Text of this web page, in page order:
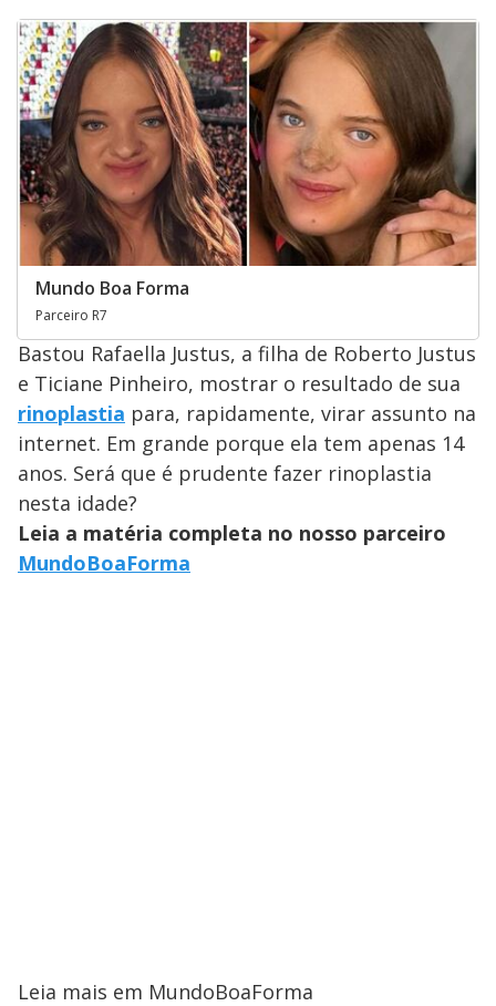
Mundo Boa Forma
Parceiro R7
Bastou Rafaella Justus, a filha de Roberto Justus
e Ticiane Pinheiro, mostrar o resultado de sua
rinoplastia para, rapidamente, virar assunto na
internet. Em grande porque ela tem apenas 14
anos. Será que é prudente fazer rinoplastia
nesta idade?
Leia a matéria completa no nosso parceiro
MundoBoaForma
Leia mais em MundoBoaForma